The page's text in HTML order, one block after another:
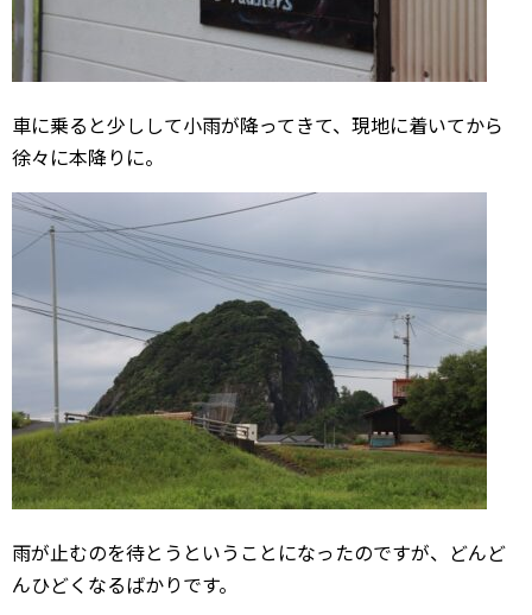
車に乗ると少しして小雨が降ってきて、現地に着いてから
徐々に本降りに。
雨が止むのを待とうということになったのですが、どんど
んひどくなるばかりです。